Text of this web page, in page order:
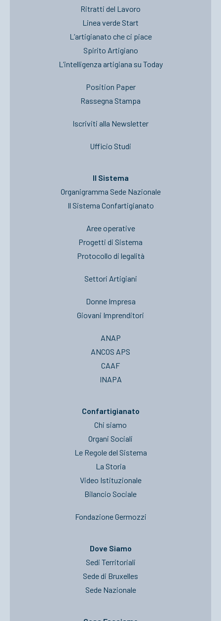
Ritratti del Lavoro
Linea verde Start
L’artigianato che ci piace
Spirito Artigiano
L’intelligenza artigiana su Today
Position Paper
Rassegna Stampa
Iscriviti alla Newsletter
Ufficio Studi
Il Sistema
Organigramma Sede Nazionale
Il Sistema Confartigianato
Aree operative
Progetti di Sistema
Protocollo di legalità
Settori Artigiani
Donne Impresa
Giovani Imprenditori
ANAP
ANCOS APS
CAAF
INAPA
Confartigianato
Chi siamo
Organi Sociali
Le Regole del Sistema
La Storia
Video Istituzionale
Bilancio Sociale
Fondazione Germozzi
Dove Siamo
Sedi Territoriali
Sede di Bruxelles
Sede Nazionale